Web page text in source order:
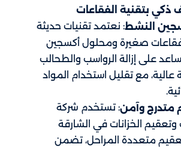
ذكي بتقنية الفقاعات
النشط: نعتمد تقنيات حديثة
فقاعات صغيرة ومحلول أكسجين
على إزالة الرواسب والطحالب
عالية، مع تقليل استخدام المواد
متدرج وآمن: تستخدم شركة
الخزانات في الشارقة
متعددة المراحل، تضمن